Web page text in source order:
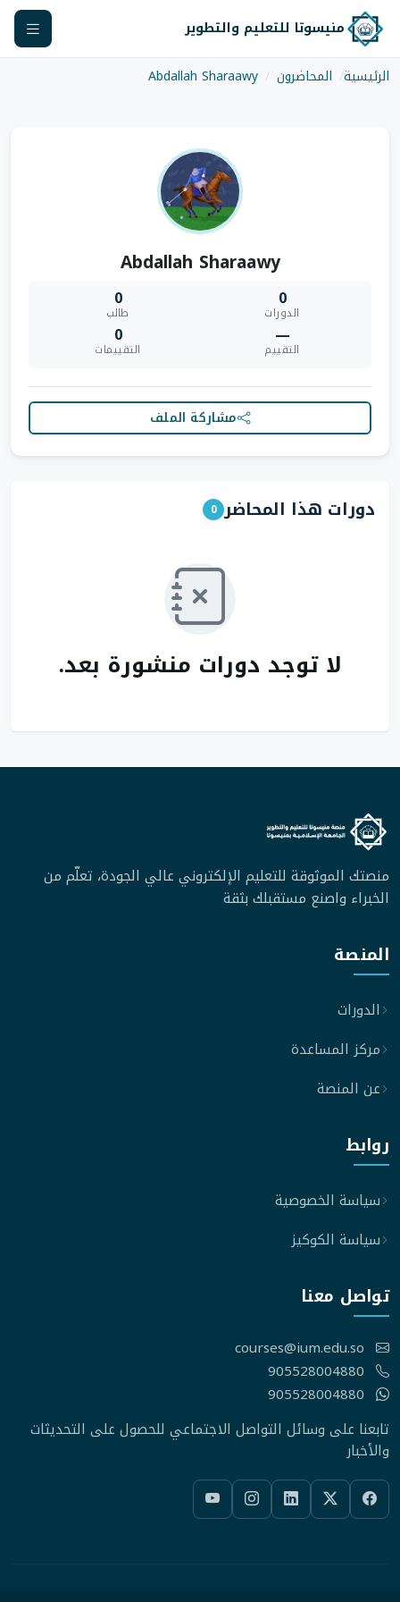
منيسوتا للتعليم والتطوير
الرئيسية
المحاضرون Abdallah Sharaawy
Abdallah Sharaawy
0
الدورات
0
طالب
—
التقييم
0
التقييمات
مشاركة الملف
دورات هذا المحاضر 0
لا توجد دورات منشورة بعد.
منصتك الموثوقة للتعليم الإلكتروني عالي الجودة، تعلّم من
الخبراء واصنع مستقبلك بثقة
المنصة
الدورات
مركز المساعدة
عن المنصة
روابط
سياسة الخصوصية
سياسة الكوكيز
تواصل معنا
courses@ium.edu.so
905528004880
905528004880
تابعنا على وسائل التواصل الاجتماعي للحصول على التحديثات
والأخبار